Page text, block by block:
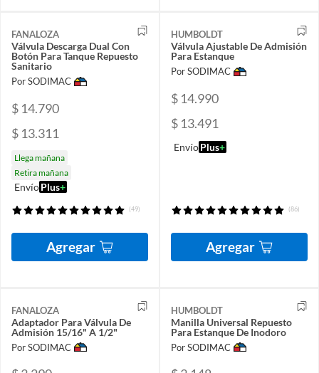
FANALOZA
Válvula Descarga Dual Con
Botón Para Tanque Repuesto
Sanitario
Por SODIMAC
$ 14.790
$ 13.311
Llega mañana
Retira mañana
EnvíoPlus+
(49)
Agregar
HUMBOLDT
Válvula Ajustable De Admisión
Para Estanque
Por SODIMAC
$ 14.990
$ 13.491
EnvíoPlus+
(86)
Agregar
FANALOZA
Adaptador Para Válvula De
Admisión 15/16" A 1/2"
Por SODIMAC
HUMBOLDT
Manilla Universal Repuesto
Para Estanque De Inodoro
Por SODIMAC